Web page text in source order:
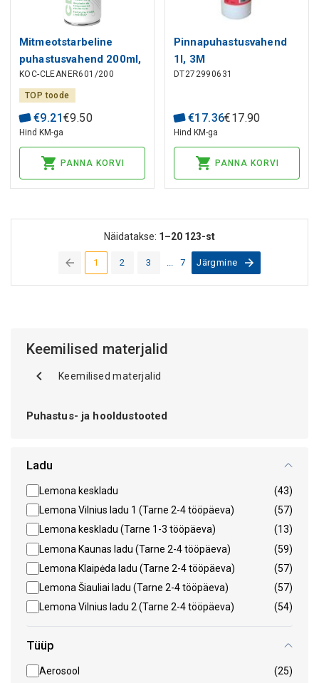
Mitmeotstarbeline
puhastusvahend 200ml,
Kontakt Chemie
KOC-CLEANER601/200
TOP toode
€9.21€9.50
Hind KM-ga
PANNA KORVI
Pinnapuhastusvahend
1l, 3M
DT272990631
€17.36€17.90
Hind KM-ga
PANNA KORVI
1(current)
2 3 7 Järgmine
Näidatakse: 1–20 123-st
Keemilised materjalid
Keemilised materjalid
Puhastus- ja hooldustooted
Ladu
Lemona keskladu
(43)
Lemona Vilnius ladu 1 (Tarne 2-4 tööpäeva)
(57)
Lemona keskladu (Tarne 1-3 tööpäeva)
(13)
Lemona Kaunas ladu (Tarne 2-4 tööpäeva)
(59)
Lemona Klaipėda ladu (Tarne 2-4 tööpäeva)
(57)
Lemona Šiauliai ladu (Tarne 2-4 tööpäeva)
(57)
Lemona Vilnius ladu 2 (Tarne 2-4 tööpäeva)
(54)
Tüüp
Aerosool
(25)